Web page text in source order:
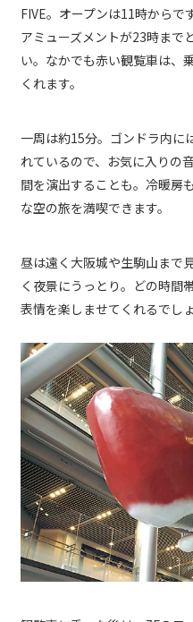
FIVE。オープンは11時からで
アミューズメントが23時まで
い。なかでも赤い観覧車は、
くれます。
一周は約15分。ゴンドラ内
れているので、お気に入りの
間を演出することも。冷暖房
な空の旅を満喫できます。
昼は遠く大阪城や生駒山まで
く夜景にうっとり。どの時間
表情を楽しませてくれるでしょ